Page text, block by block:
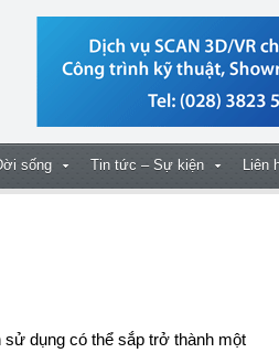
sống Tin tức – Sự kiện Liên